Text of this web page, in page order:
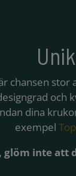
chansen
och
dina
exempel
glöm inte att